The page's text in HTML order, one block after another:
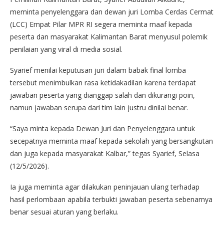
meminta penyelenggara dan dewan juri Lomba Cerdas Cermat
(LCC) Empat Pilar MPR RI segera meminta maaf kepada
peserta dan masyarakat Kalimantan Barat menyusul polemik
penilaian yang viral di media sosial.
Syarief menilai keputusan juri dalam babak final lomba
tersebut menimbulkan rasa ketidakadilan karena terdapat
jawaban peserta yang dianggap salah dan dikurangi poin,
namun jawaban serupa dari tim lain justru dinilai benar.
“Saya minta kepada Dewan Juri dan Penyelenggara untuk
secepatnya meminta maaf kepada sekolah yang bersangkutan
dan juga kepada masyarakat Kalbar,” tegas Syarief, Selasa
(12/5/2026).
Ia juga meminta agar dilakukan peninjauan ulang terhadap
hasil perlombaan apabila terbukti jawaban peserta sebenarnya
benar sesuai aturan yang berlaku.